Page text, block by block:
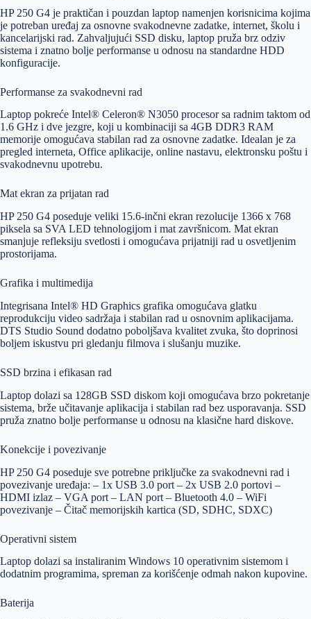
HP 250 G4 je praktičan i pouzdan laptop namenjen korisnicima kojima
je potreban uređaj za osnovne svakodnevne zadatke, internet, školu i
kancelarijski rad. Zahvaljujući SSD disku, laptop pruža brz odziv
sistema i znatno bolje performanse u odnosu na standardne HDD
konfiguracije.
Performanse za svakodnevni rad
Laptop pokreće Intel® Celeron® N3050 procesor sa radnim taktom od
1.6 GHz i dve jezgre, koji u kombinaciji sa 4GB DDR3 RAM
memorije omogućava stabilan rad za osnovne zadatke. Idealan je za
pregled interneta, Office aplikacije, online nastavu, elektronsku poštu i
svakodnevnu upotrebu.
Mat ekran za prijatan rad
HP 250 G4 poseduje veliki 15.6-inčni ekran rezolucije 1366 x 768
piksela sa SVA LED tehnologijom i mat završnicom. Mat ekran
smanjuje refleksiju svetlosti i omogućava prijatniji rad u osvetljenim
prostorijama.
Grafika i multimedija
Integrisana Intel® HD Graphics grafika omogućava glatku
reprodukciju video sadržaja i stabilan rad u osnovnim aplikacijama.
DTS Studio Sound dodatno poboljšava kvalitet zvuka, što doprinosi
boljem iskustvu pri gledanju filmova i slušanju muzike.
SSD brzina i efikasan rad
Laptop dolazi sa 128GB SSD diskom koji omogućava brzo pokretanje
sistema, brže učitavanje aplikacija i stabilan rad bez usporavanja. SSD
pruža znatno bolje performanse u odnosu na klasične hard diskove.
Konekcije i povezivanje
HP 250 G4 poseduje sve potrebne priključke za svakodnevni rad i
povezivanje uređaja: – 1x USB 3.0 port – 2x USB 2.0 portovi –
HDMI izlaz – VGA port – LAN port – Bluetooth 4.0 – WiFi
povezivanje – Čitač memorijskih kartica (SD, SDHC, SDXC)
Operativni sistem
Laptop dolazi sa instaliranim Windows 10 operativnim sistemom i
dodatnim programima, spreman za korišćenje odmah nakon kupovine.
Baterija